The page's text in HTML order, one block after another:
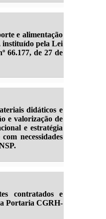
e alimentação
instituído pela Lei
66.177, de 27 de
didáticos e
e valorização de
e estratégia
necessidades
contratados e
Portaria CGRH-